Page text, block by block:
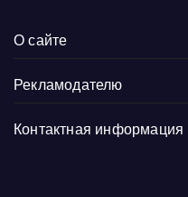
О сайте
Рекламодателю
Контактная информация